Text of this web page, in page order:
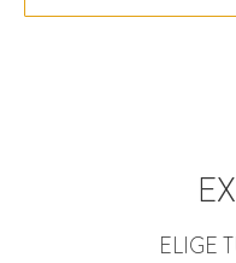
ELIGE